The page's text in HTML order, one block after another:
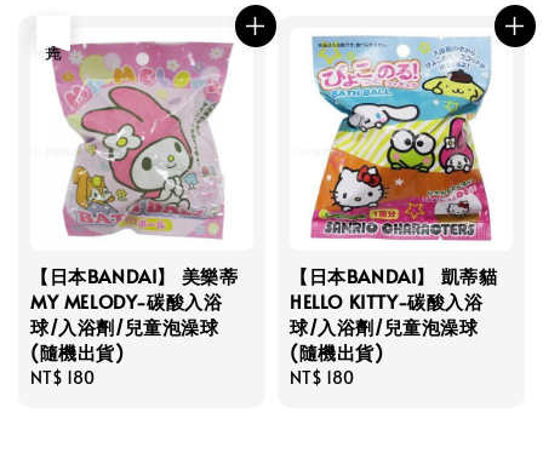
【日本BANDAI】 美樂蒂
MY MELODY-碳酸入浴
球/入浴劑/兒童泡澡球
(隨機出貨)
Regular
NT$ 180
【日本BANDAI】 凱蒂貓
HELLO KITTY-碳酸入浴
球/入浴劑/兒童泡澡球
(隨機出貨)
Regular
NT$ 180